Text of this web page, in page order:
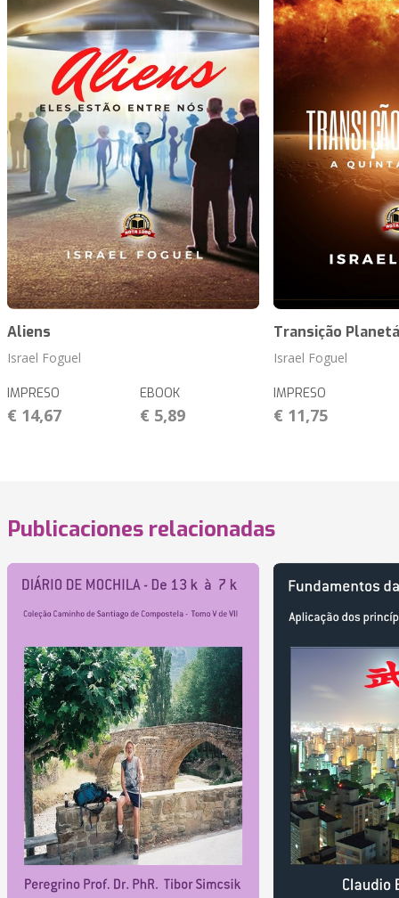
Aliens
Israel Foguel
IMPRESO
€ 14,67
EBOOK
€ 5,89
Transição
Israel Foguel
IMPRESO
€ 11,75
Publicaciones relacionadas